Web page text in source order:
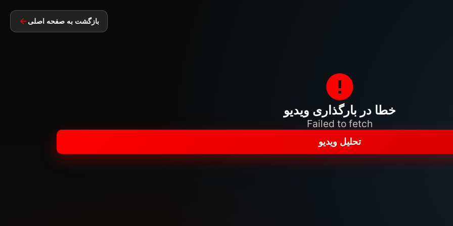
بازگشت به صفحه اصلی
خطا در بارگذاری ویدیو
Failed to fetch
تحلیل ویدیو